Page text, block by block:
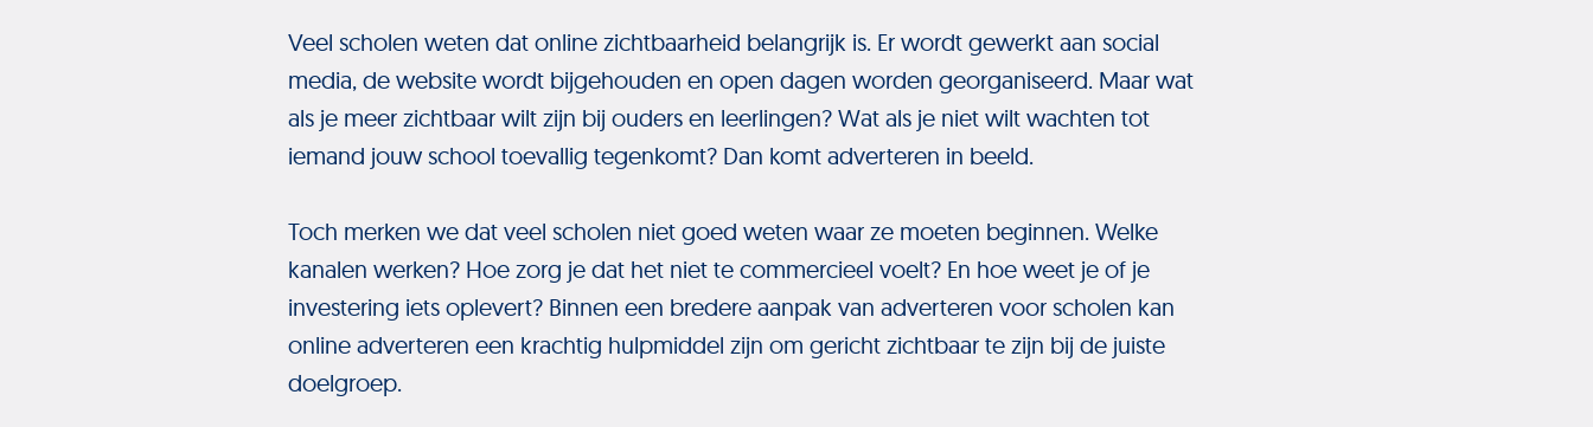
Veel scholen weten dat online zichtbaarheid belangrijk is. Er wordt gewerkt aan social
media, de website wordt bijgehouden en open dagen worden georganiseerd. Maar wat
als je meer zichtbaar wilt zijn bij ouders en leerlingen? Wat als je niet wilt wachten tot
iemand jouw school toevallig tegenkomt? Dan komt adverteren in beeld.
Toch merken we dat veel scholen niet goed weten waar ze moeten beginnen. Welke
kanalen werken? Hoe zorg je dat het niet te commercieel voelt? En hoe weet je of je
investering iets oplevert? Binnen een bredere aanpak van adverteren voor scholen kan
online adverteren een krachtig hulpmiddel zijn om gericht zichtbaar te zijn bij de juiste
doelgroep.